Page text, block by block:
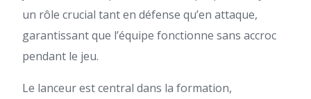
un rôle crucial tant en défense qu’en attaque,
garantissant que l’équipe fonctionne sans accroc
pendant le jeu.
Le lanceur est central dans la formation,